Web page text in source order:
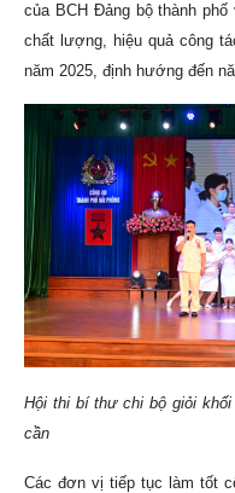
của BCH Đảng bộ thành
chất lượng, hiệu quả công
năm 2025, định hướng đến
Hội thi bí thư chi bộ giỏi
cần
Các đơn vị tiếp tục làm tốt